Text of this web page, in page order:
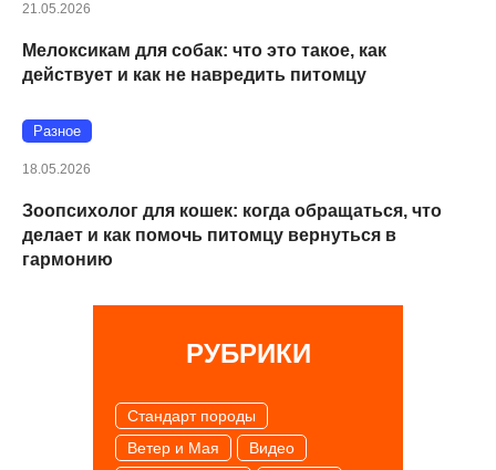
21.05.2026
Мелоксикам для собак: что это такое, как
действует и как не навредить питомцу
Разное
18.05.2026
Зоопсихолог для кошек: когда обращаться, что
делает и как помочь питомцу вернуться в
гармонию
РУБРИКИ
Cтандарт породы
Ветер и Мая
Видео